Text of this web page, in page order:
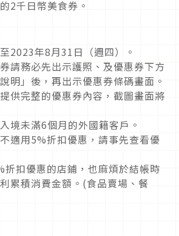
2千日幣美食券。
2023年8月31日（週四）。
請務必先出示護照、及優惠券下方
明」後，再出示優惠券條碼畫面。
供完整的優惠券內容，截圖畫面將
境未滿6個月的外國籍客戶。
適用5%折扣優惠，請事先查看優
折扣優惠的店鋪，也麻煩於結帳時
累積消費金額。(食品賣場、餐